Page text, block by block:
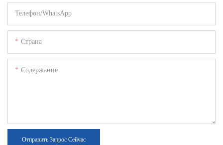
Телефон/WhatsApp
Страна
Содержание
Отправить Запрос Сейчас